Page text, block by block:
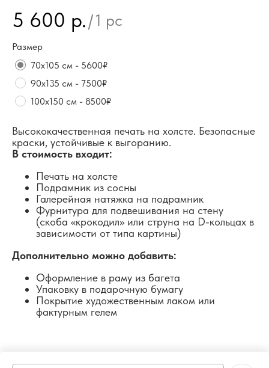
5 600 р./1 pc
Размер
70х105 см - 5600₽
90х135 см - 7500₽
100х150 см - 8500₽
Высококачественная печать на холсте. Безопасные
краски, устойчивые к выгоранию.
В стоимость входит:
Печать на холсте
Подрамник из сосны
Галерейная натяжка на подрамник
Фурнитура для подвешивания на стену
(скоба «крокодил» или струна на D-кольцах в
зависимости от типа картины)
Дополнительно можно добавить:
Оформление в раму из багета
Упаковку в подарочную бумагу
Покрытие художественным лаком или
фактурным гелем